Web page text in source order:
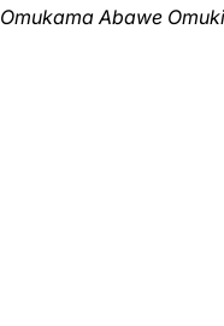
Omukama Abawe